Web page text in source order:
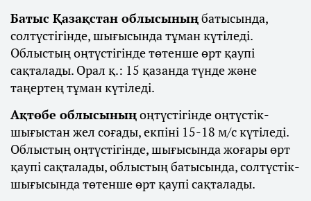
Батыс Қазақстан облысыныңбатысында,
солтүстігінде, шығысында тұман күтіледі.
Облыстың оңтүстігінде төтенше өрт қаупі
сақталады. Орал қ.: 15 қазанда түнде және
таңертең тұман күтіледі.
Ақтөбе облысыныңоңтүстігінде оңтүстік-
шығыстан жел соғады, екпіні 15-18 м/с күтіледі.
Облыстың оңтүстігінде, шығысында жоғары өрт
қаупі сақталады, облыстың батысында, солтүстік-
шығысында төтенше өрт қаупі сақталады.